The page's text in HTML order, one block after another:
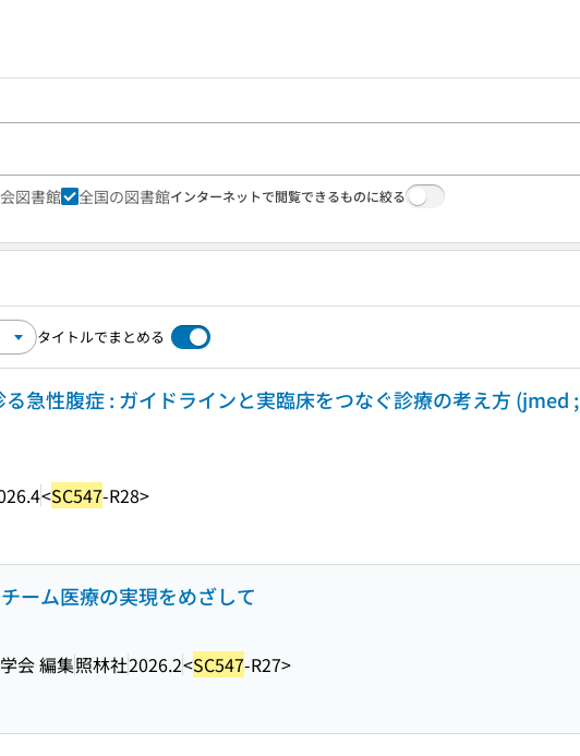
図書館 全国の図書館インターネットで閲覧できるものに絞る
タイトルでまとめる
急性腹症 : ガイドラインと実臨床をつなぐ診療の考え方 (jmed ;
<SC547-R28>
ーム医療の実現をめざして
会 編集照林社2026.2<SC547-R27>